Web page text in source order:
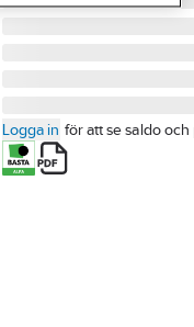
Logga in för att se saldo och